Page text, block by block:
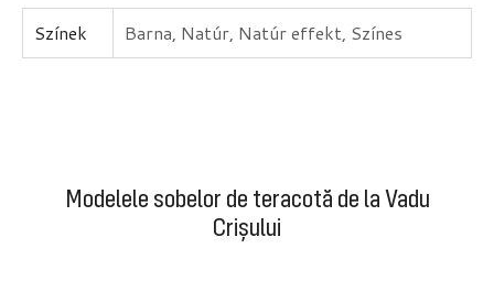
Színek Barna, Natúr, Natúr effekt, Színes
Modelele sobelor de teracotă de la Vadu
Crișului